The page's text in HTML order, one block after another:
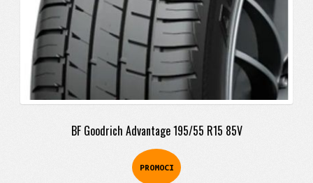
BF Goodrich Advantage 195/55 R15 85V
PROMOCI